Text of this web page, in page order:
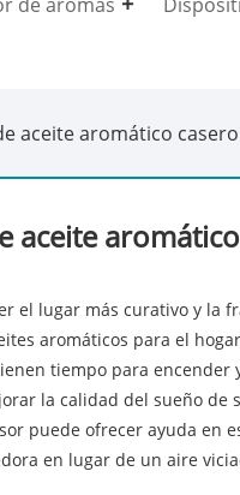
aceite aromático casero
aceite
el lugar más curativo y la
aromáticos para el
tiempo para
la calidad del sueño de
puede ofrecer ayuda en
en lugar de un aire